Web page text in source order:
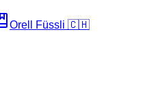
Orell Füssli 🇨🇭